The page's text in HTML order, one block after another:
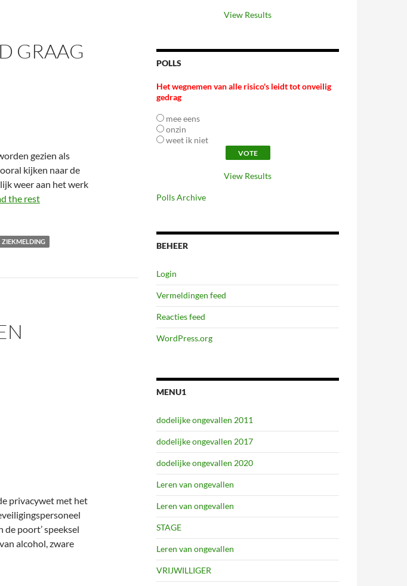
GRAAG
gezien als
kijken naar de
weer aan het werk
the rest
ZIEKMELDING
privacywet met het
de poort’ speeksel
alcohol, zware
View Results
POLLS
Het wegnemen van alle risico's leidt tot onveilig
gedrag
mee eens
onzin
weet ik niet
View Results
Polls Archive
BEHEER
Login
Vermeldingen feed
Reacties feed
WordPress.org
MENU1
dodelijke ongevallen 2011
dodelijke ongevallen 2017
dodelijke ongevallen 2020
Leren van ongevallen
Leren van ongevallen
STAGE
Leren van ongevallen
VRIJWILLIGER